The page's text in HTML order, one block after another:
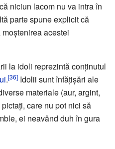
niciun lacom nu va intra în
parte spune explicit că
acestei
la idoli reprezintă conţinutul
.[36] Idolii sunt înfăţişări ale
materiale (aur, argint,
care nu pot nici să
ei neavând duh în gura